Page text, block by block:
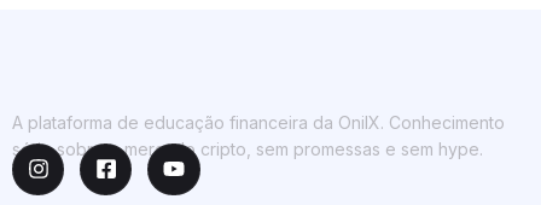
A plataforma de educação financeira da OnilX. Conhecimento
sério sobre o mercado cripto, sem promessas e sem hype.